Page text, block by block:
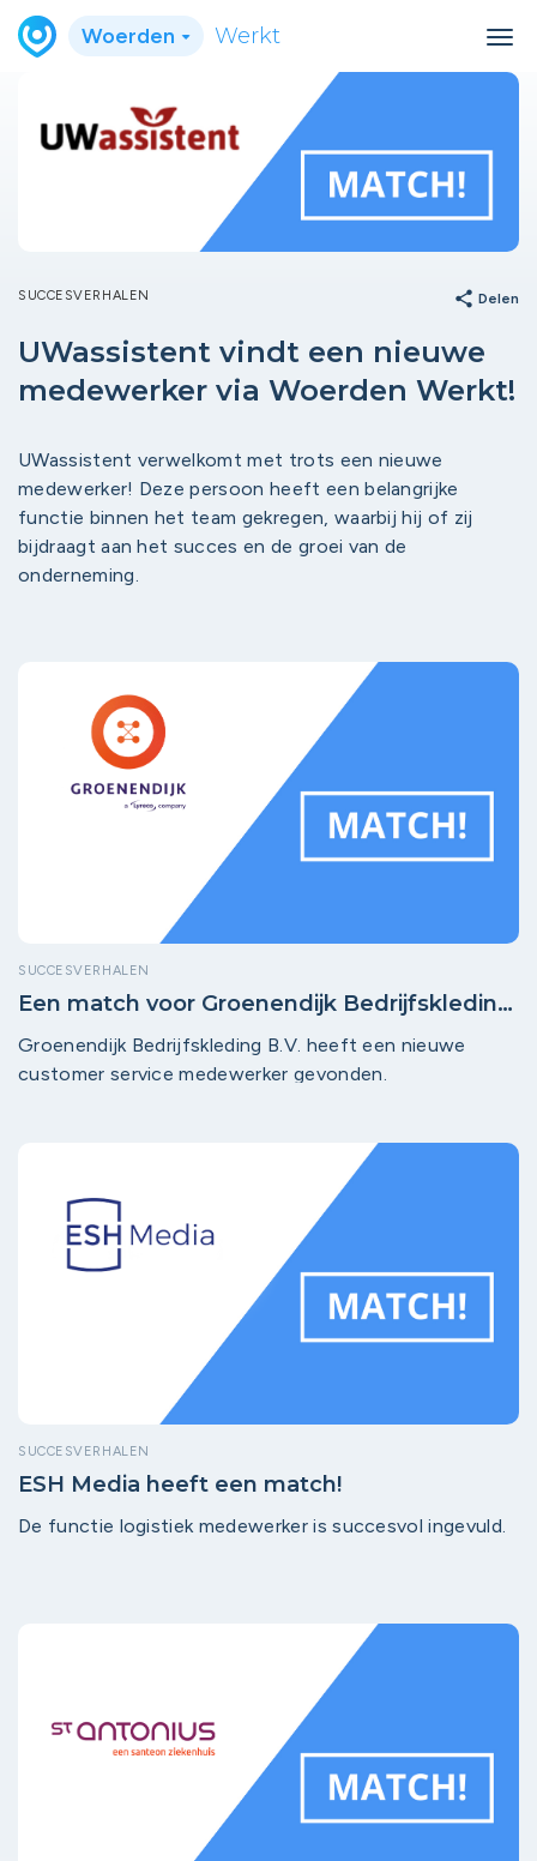
Woerden Werkt
SUCCESVERHALEN share Delen
UWassistent vindt een nieuwe
medewerker via Woerden Werkt!
UWassistent verwelkomt met trots een nieuwe
medewerker! Deze persoon heeft een belangrijke
functie binnen het team gekregen, waarbij hij of zij
bijdraagt aan het succes en de groei van de
onderneming.
SUCCESVERHALEN
Een match voor Groenendijk Bedrijfskleding
Groenendijk Bedrijfskleding B.V. heeft een nieuwe
customer service medewerker gevonden.
SUCCESVERHALEN
ESH Media heeft een match!
De functie logistiek medewerker is succesvol ingevuld.